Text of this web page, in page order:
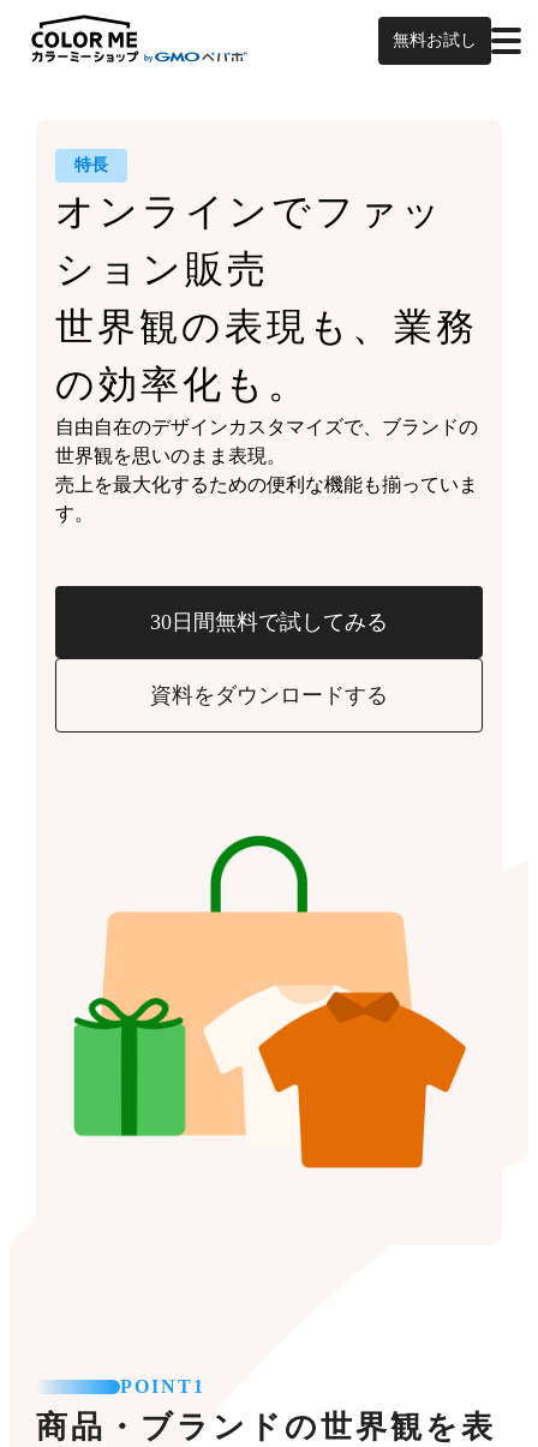
無料お試し
特長
オンラインでファッ
ション販売
世界観の表現も、業務
の効率化も。
自由自在のデザインカスタマイズで、 ブランドの
世界観を思いのまま表現。
売上を最大化するための便利な機能も揃っていま
す。
30日間無料で試してみる
資料をダウンロードする
POINT1
商品・ブランドの世界観を表